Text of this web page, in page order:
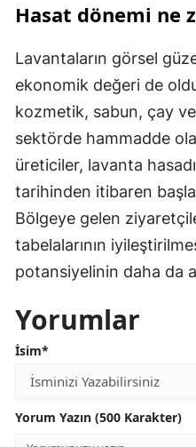
Hasat dönemi ne
Lavantaların görsel
ekonomik değeri de
kozmetik, sabun, çay
sektörde hammadde
üreticiler, lavanta
tarihinden itibaren
Bölgeye gelen
tabelalarının
potansiyelinin daha da
Yorumlar
İsim*
Yorum Yazın (500 Karakter)